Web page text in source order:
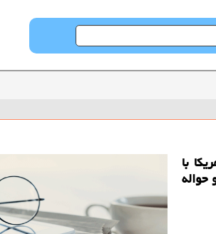
با
و 272 تومان و حواله